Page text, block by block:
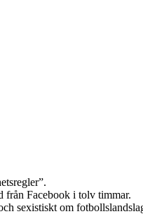
från Facebook i tolv timmar.
sexistiskt om